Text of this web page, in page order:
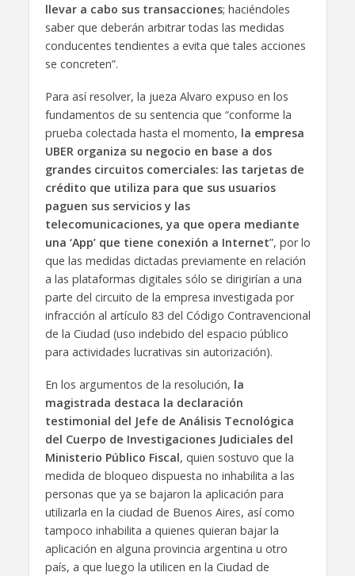
llevar a cabo sus transacciones; haciéndoles
saber que deberán arbitrar todas las medidas
conducentes tendientes a evita que tales acciones
se concreten”.
Para así resolver, la jueza Alvaro expuso en los
fundamentos de su sentencia que “conforme la
prueba colectada hasta el momento, la empresa
UBER organiza su negocio en base a dos
grandes circuitos comerciales: las tarjetas de
crédito que utiliza para que sus usuarios
paguen sus servicios y las
telecomunicaciones, ya que opera mediante
una ‘App’ que tiene conexión a Internet”, por lo
que las medidas dictadas previamente en relación
a las plataformas digitales sólo se dirigirían a una
parte del circuito de la empresa investigada por
infracción al artículo 83 del Código Contravencional
de la Ciudad (uso indebido del espacio público
para actividades lucrativas sin autorización).
En los argumentos de la resolución, la
magistrada destaca la declaración
testimonial del Jefe de Análisis Tecnológica
del Cuerpo de Investigaciones Judiciales del
Ministerio Público Fiscal, quien sostuvo que la
medida de bloqueo dispuesta no inhabilita a las
personas que ya se bajaron la aplicación para
utilizarla en la ciudad de Buenos Aires, así como
tampoco inhabilita a quienes quieran bajar la
aplicación en alguna provincia argentina u otro
país, a que luego la utilicen en la Ciudad de